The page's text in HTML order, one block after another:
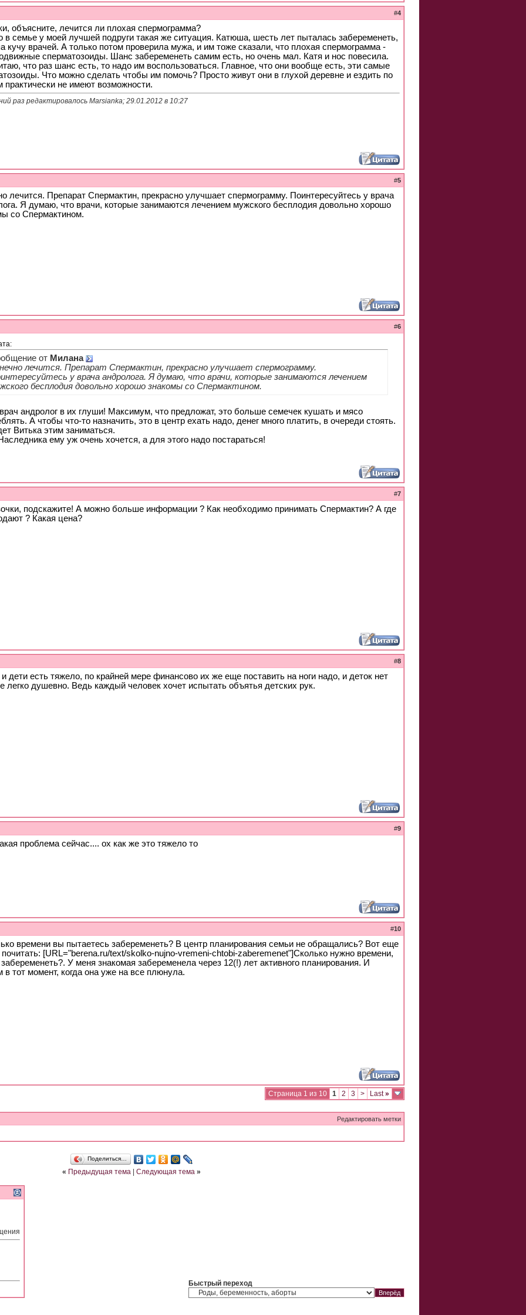
27.03.2018,17:12
не назначали....28.03.2018,17:25
в подтемах
20:18
в...03.12.2017,10:33
результат... 03.12.2017,16:19
из двух...04.12.2017,08:44
03.01.2018,00:24
08.01.2018,20:06
А у нас так не...03.04.2019,13:04
не подскажу, мне...06.04.2019,20:27
в подтемах
10:11
10.03.2019,12:09
А вы...10.06.2019,19:17
03:36
ЭКО.... 06.07.2019, 16:52
28.07.2019,13:19
не вы...
такой...15.11.2019,21:59
об этом...16.11.2019, 13:34
в подтемах
08.09.2019,17:35
25.12.2019,07:23
19:44
#4
объясните, лечится ли плохая спермограмма?
в семье у моей лучшей подруги такая же ситуация. Катюша, шесть лет пыталась забеременеть,
кучу врачей. А только потом проверила мужа, и им тоже сказали, что плохая спермограмма -
сперматозоиды. Шанс забеременеть самим есть, но очень мал. Катя и нос повесила.
что раз шанс есть, то надо им воспользоваться. Главное, что они вообще есть, эти самые
Что можно сделать чтобы им помочь? Просто живут они в глухой деревне и ездить по
практически не имеют возможности.
раз редактировалось Marsianka; 29.01.2012 в 10:27
#5
лечится. Препарат Спермактин, прекрасно улучшает спермограмму. Поинтересуйтесь у врача
Я думаю, что врачи, которые занимаются лечением мужского бесплодия довольно хорошо
со Спермактином.
#6
от Милана
лечится. Препарат Спермактин, прекрасно улучшает спермограмму.
у врача андролога. Я думаю, что врачи, которые занимаются лечением
бесплодия довольно хорошо знакомы со Спермактином.
андролог в их глуши! Максимум, что предложат, это больше семечек кушать и мясо
А чтобы что-то назначить, это в центр ехать надо, денег много платить, в очереди стоять.
Витька этим заниматься.
ему уж очень хочется, а для этого надо постараться!
#7
подскажите! А можно больше информации ? Как необходимо принимать Спермактин? А где
? Какая цена?
#8
дети есть тяжело, по крайней мере финансово их же еще поставить на ноги надо, и деток нет
легко душевно. Ведь каждый человек хочет испытать объятья детских рук.
#9
проблема сейчас.... ох как же это тяжело то
#10
времени вы пытаетесь забеременеть? В центр планирования семьи не обращались? Вот еще
[URL="berena.ru/text/skolko-nujno-vremeni-chtobi-zaberemenet"]Сколько нужно времени,
У меня знакомая забеременела через 12(!) лет активного планирования. И
в тот момент, когда она уже на все плюнула.
Страница 1 из 10 1 2 3 > Last»
Редактировать метки
Поделиться…
« Предыдущая тема Следующая тема »
Быстрый переход